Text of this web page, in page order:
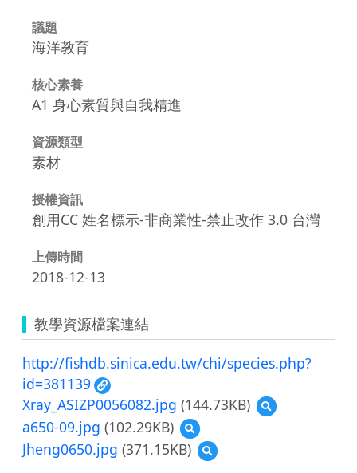
議題
海洋教育
核心素養
A1 身心素質與自我精進
資源類型
素材
授權資訊
創用CC 姓名標示-非商業性-禁止改作 3.0 台灣
上傳時間
2018-12-13
教學資源檔案連結
http://fishdb.sinica.edu.tw/chi/species.php?
id=381139
Xray_ASIZP0056082.jpg (144.73KB)
預
覽
a650-09.jpg (102.29KB)
預
覽
a650-
Jheng0650.jpg (371.15KB)
預
覽